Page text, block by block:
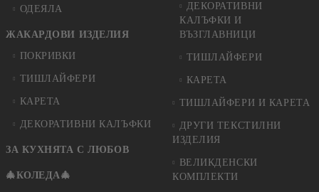
ОДЕЯЛА
ЖАКАРДОВИ ИЗДЕЛИЯ
ПОКРИВКИ
ТИШЛАЙФЕРИ
КАРЕТА
ДЕКОРАТИВНИ КАЛЪФКИ
ЗА КУХНЯТА С ЛЮБОВ
🎄КОЛЕДА🎄
ДЕКОРАТИВНИ
КАЛЪФКИ И
ВЪЗГЛАВНИЦИ
ТИШЛАЙФЕРИ
КАРЕТА
ТИШЛАЙФЕРИ И КАРЕТА
ДРУГИ ТЕКСТИЛНИ
ИЗДЕЛИЯ
ВЕЛИКДЕНСКИ
КОМПЛЕКТИ